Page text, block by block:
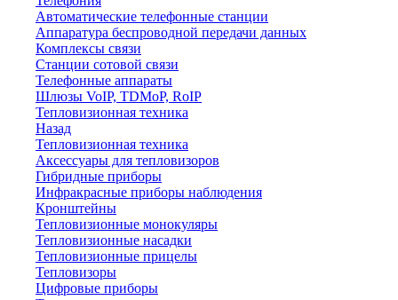
Автоматические телефонные станции
Аппаратура беспроводной передачи данных
Комплексы связи
Станции сотовой связи
Телефонные аппараты
Шлюзы VoIP, TDMoP, RoIP
Тепловизионная техника
Назад
Тепловизионная техника
Аксессуары для тепловизоров
Гибридные приборы
Инфракрасные приборы наблюдения
Кронштейны
Тепловизионные монокуляры
Тепловизионные насадки
Тепловизионные прицелы
Тепловизоры
Цифровые приборы